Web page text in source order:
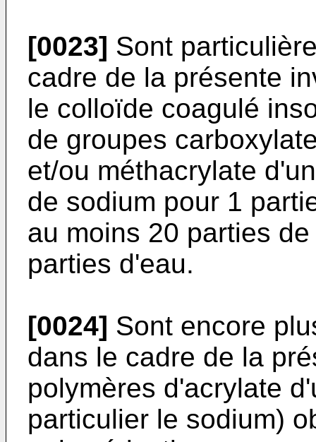
[0023] Sont
cadre de la présente
le colloïde coagulé
de groupes
et/ou méthacrylate
de sodium pour 1
au moins 20 parties
parties d'eau.
[0024] Sont encore
dans le cadre de la
polymères d'acrylate
particulier le sodium)